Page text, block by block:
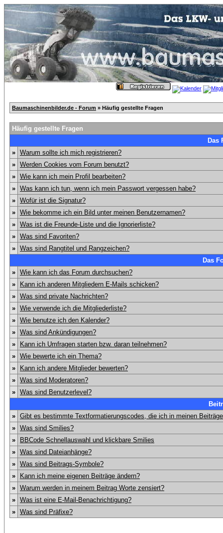
Baumaschinenbilder.de - Forum » Häufig gestellte Fragen
Häufig gestellte Fragen
Das
» Warum sollte ich mich registrieren?
» Werden Cookies vom Forum benutzt?
» Wie kann ich mein Profil bearbeiten?
» Was kann ich tun, wenn ich mein Passwort vergessen habe?
» Wofür ist die Signatur?
» Wie bekomme ich ein Bild unter meinen Benutzernamen?
» Was ist die Freunde-Liste und die Ignorierliste?
» Was sind Favoriten?
» Was sind Rangtitel und Rangzeichen?
Das
» Wie kann ich das Forum durchsuchen?
»
Kann ich anderen Mitgliedern E-Mails schicken?
» Was sind private Nachrichten?
» Wie verwende ich die Mitgliederliste?
» Wie benutze ich den Kalender?
» Was sind Ankündigungen?
»
Kann ich Umfragen starten bzw. daran teilnehmen?
» Wie bewerte ich ein Thema?
»
Kann ich andere Mitglieder bewerten?
» Was sind Moderatoren?
» Was sind Benutzerlevel?
» Gibt es bestimmte Textformatierungscodes, die ich in meinen
» Was sind Smilies?
»
BBCode Schnellauswahl und klickbare Smilies
» Was sind Dateianhänge?
» Was sind Beitrags-Symbole?
»
Kann ich meine eigenen Beiträge ändern?
» Warum werden in meinem Beitrag Worte zensiert?
» Was ist eine E-Mail-Benachrichtigung?
» Was sind Präfixe?